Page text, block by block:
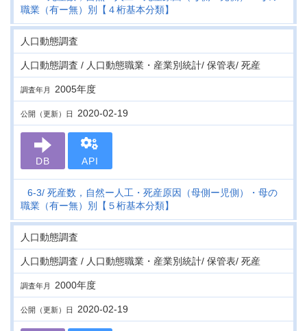
職業（有ー無）別【４桁基本分類】
人口動態調査
人口動態調査 / 人口動態職業・産業別統計/ 保管表/ 死産
調査年月 2005年度
公開（更新）日 2020-02-19
DB API
6-3 死産数，自然ー人工・死産原因（母側ー児側）・母の
職業（有ー無）別【５桁基本分類】
人口動態調査
人口動態調査 / 人口動態職業・産業別統計/ 保管表/ 死産
調査年月 2000年度
公開（更新）日 2020-02-19